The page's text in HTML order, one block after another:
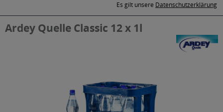
Es gilt unsere Datenschutzerklärung
Ardey Quelle Classic 12 x 1l